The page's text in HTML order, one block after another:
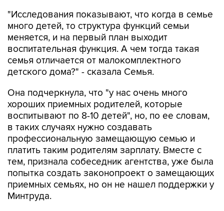
"Исследования показывают, что когда в семье
много детей, то структура функций семьи
меняется, и на первый план выходит
воспитательная функция. А чем тогда такая
семья отличается от малокомплектного
детского дома?" - сказала Семья.
Она подчеркнула, что "у нас очень много
хороших приемных родителей, которые
воспитывают по 8-10 детей", но, по ее словам,
в таких случаях нужно создавать
профессиональную замещающую семью и
платить таким родителям зарплату. Вместе с
тем, признала собеседник агентства, уже была
попытка создать законопроект о замещающих
приемных семьях, но он не нашел поддержки у
Минтруда.